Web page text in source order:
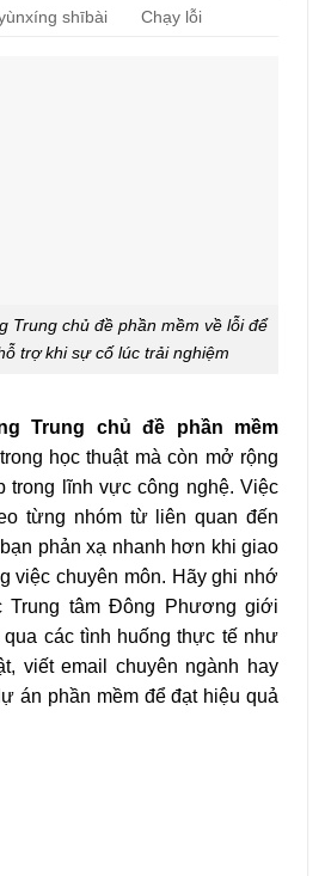
shībài Chạy lỗi
Trung chủ đề phần mềm về lỗi để
trợ khi sự cố lúc trải nghiệm
Trung chủ đề phần mềm
học thuật mà còn mở rộng
trong lĩnh vực công nghệ. Việc
từng nhóm từ liên quan đến
phản xạ nhanh hơn khi giao
việc chuyên môn. Hãy ghi nhớ
tâm Đông Phương giới
các tình huống thực tế như
viết email chuyên ngành hay
án phần mềm để đạt hiệu quả